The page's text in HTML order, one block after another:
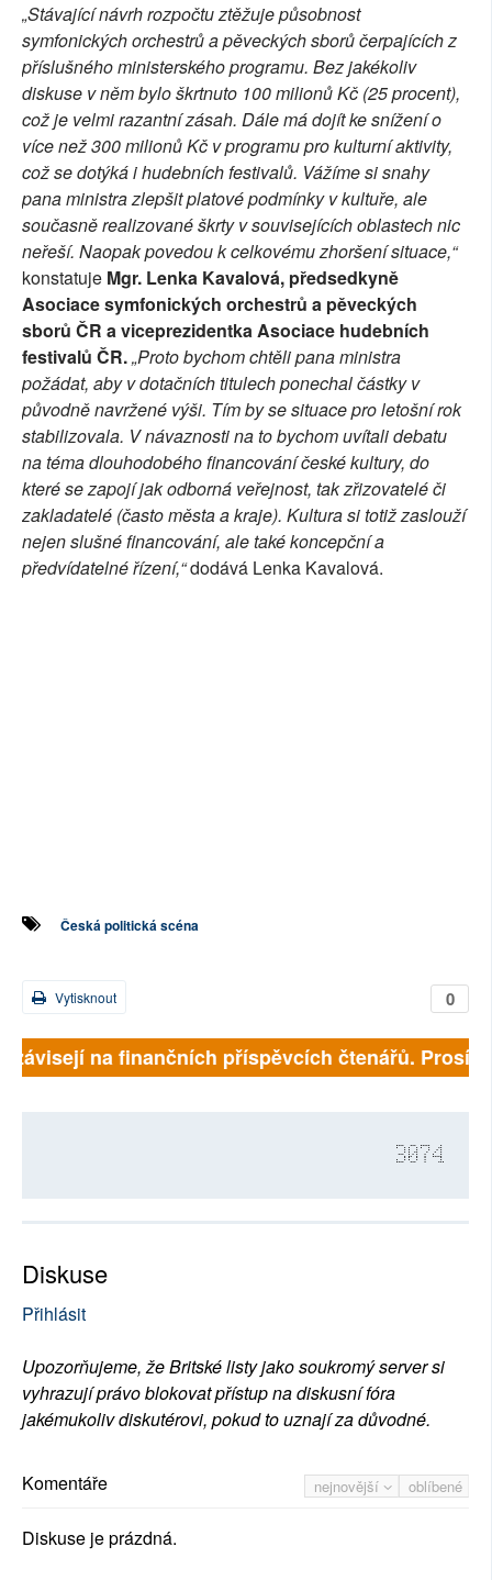
„Stávající návrh rozpočtu ztěžuje působnost
symfonických orchestrů a pěveckých sborů čerpajících z
příslušného ministerského programu. Bez jakékoliv
diskuse v něm bylo škrtnuto 100 milionů Kč (25 procent),
což je velmi razantní zásah. Dále má dojít ke snížení o
více než 300 milionů Kč v programu pro kulturní aktivity,
což se dotýká i hudebních festivalů. Vážíme si snahy
pana ministra zlepšit platové podmínky v kultuře, ale
současně realizované škrty v souvisejících oblastech nic
neřeší. Naopak povedou k celkovému zhoršení situace,“
konstatuje Mgr. Lenka Kavalová, předsedkyně
Asociace symfonických orchestrů a pěveckých
sborů ČR a viceprezidentka Asociace hudebních
festivalů ČR.„Proto bychom chtěli pana ministra
požádat, aby v dotačních titulech ponechal částky v
původně navržené výši. Tím by se situacepro letošní rok
stabilizovala. V návaznosti na to bychom uvítali debatu
na téma dlouhodobého financování české kultury, do
které se zapojí jak odborná veřejnost, tak zřizovatelé či
zakladatelé (často města a kraje). Kultura si totiž zaslouží
nejen slušné financování, ale také koncepční a
předvídatelné řízení,“dodává Lenka Kavalová.
Česká politická scéna
0
Vytisknout
na finančních příspěvcích čtenářů.
3074
Diskuse
Přihlásit
Upozorňujeme, že Britské listy jako soukromý server si
vyhrazují právo blokovat přístup na diskusní fóra
jakémukoliv diskutérovi, pokud to uznají za důvodné.
nejnovější oblíbené
Komentáře
Diskuse je prázdná.